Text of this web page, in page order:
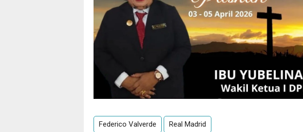
Federico Valverde Real Madrid